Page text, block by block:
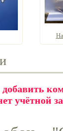
добавить
учётной